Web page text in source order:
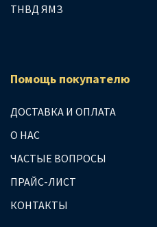
ТНВД ЯМЗ
Помощь покупателю
ДОСТАВКА И ОПЛАТА
О НАС
ЧАСТЫЕ ВОПРОСЫ
ПРАЙС-ЛИСТ
КОНТАКТЫ